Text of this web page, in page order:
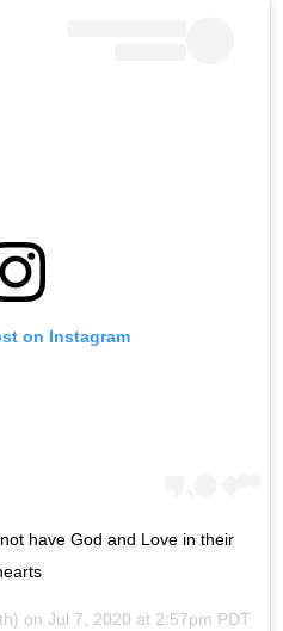
on Instagram
have God and Love in their
on Jul 7, 2020 at 2:57pm PDT